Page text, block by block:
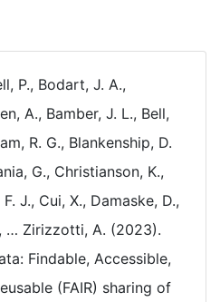
P., Bodart, J. A.,
A., Bamber, J. L., Bell,
R. G., Blankenship, D.
G., Christianson, K.,
J., Cui, X., Damaske, D.,
… Zirizzotti, A. (2023).
Findable, Accessible,
(FAIR) sharing of